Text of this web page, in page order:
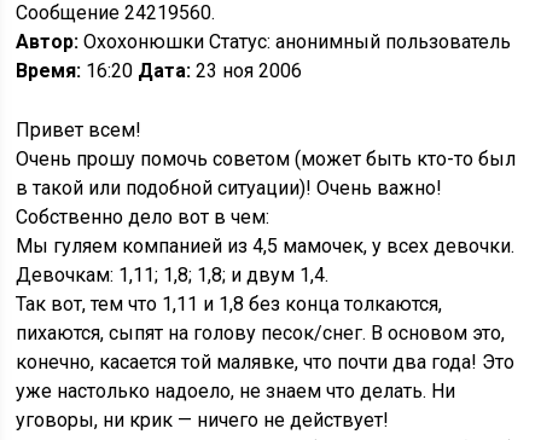
Сообщение 24219560.
Автор: Охохонюшки Статус: анонимный пользователь
Время: 16:20 Дата: 23 ноя 2006
Привет всем!
Очень прошу помочь советом (может быть кто-то был
в такой или подобной ситуации)! Очень важно!
Собственно дело вот в чем:
Мы гуляем компанией из 4,5 мамочек, у всех девочки.
Девочкам: 1,11; 1,8; 1,8; и двум 1,4.
Так вот, тем что 1,11 и 1,8 без конца толкаются,
пихаются, сыпят на голову песок/снег. В основом это,
конечно, касается той малявке, что почти два года! Это
уже настолько надоело, не знаем что делать. Ни
уговоры, ни крик — ничего не действует!